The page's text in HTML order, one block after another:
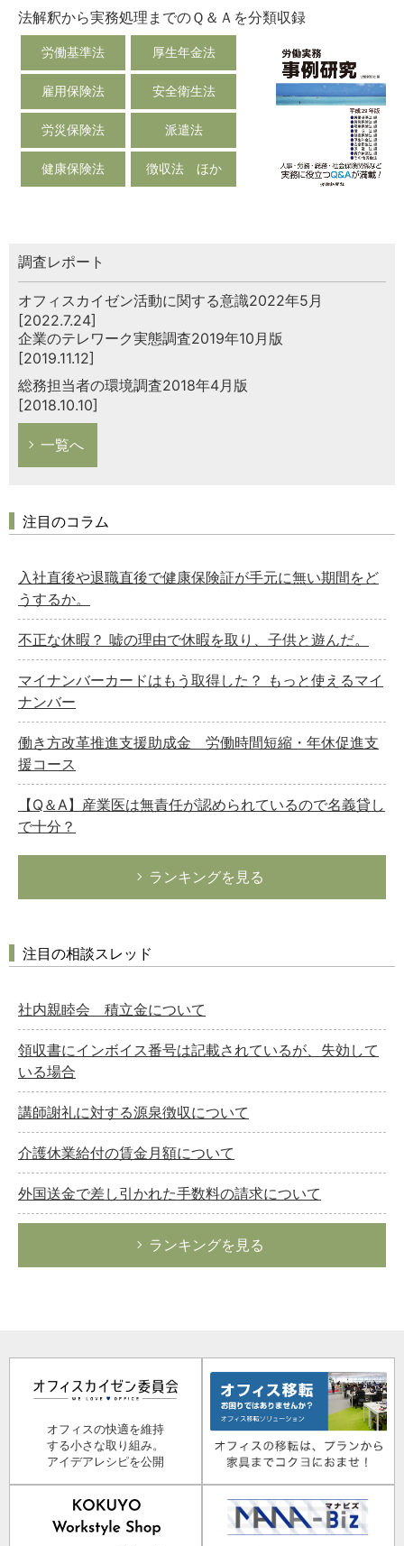
法解釈から実務処理までのＱ＆Ａを分類収録
労働基準法 厚生年金法
雇用保険法 安全衛生法
労災保険法 派遣法
健康保険法 徴収法 ほか
調査レポート
オフィスカイゼン活動に関する意識2022年5月
[2022.7.24]
企業のテレワーク実態調査2019年10月版
[2019.11.12]
総務担当者の環境調査2018年4月版
[2018.10.10]
一覧へ
注目のコラム
入社直後や退職直後で健康保険証が手元に無い期間をど
うするか。
不正な休暇？ 嘘の理由で休暇を取り、子供と遊んだ。
マイナンバーカードはもう取得した？ もっと使えるマイ
ナンバー
働き方改革推進支援助成金 労働時間短縮・年休促進支
援コース
【Q＆A】産業医は無責任が認められているので名義貸し
で十分？
ランキングを見る
注目の相談スレッド
社内親睦会 積立金について
領収書にインボイス番号は記載されているが、失効して
いる場合
講師謝礼に対する源泉徴収について
介護休業給付の賃金月額について
外国送金で差し引かれた手数料の請求について
ランキングを見る
オフィスの快適を維持
する小さな取り組み。
アイデアレシピを公開